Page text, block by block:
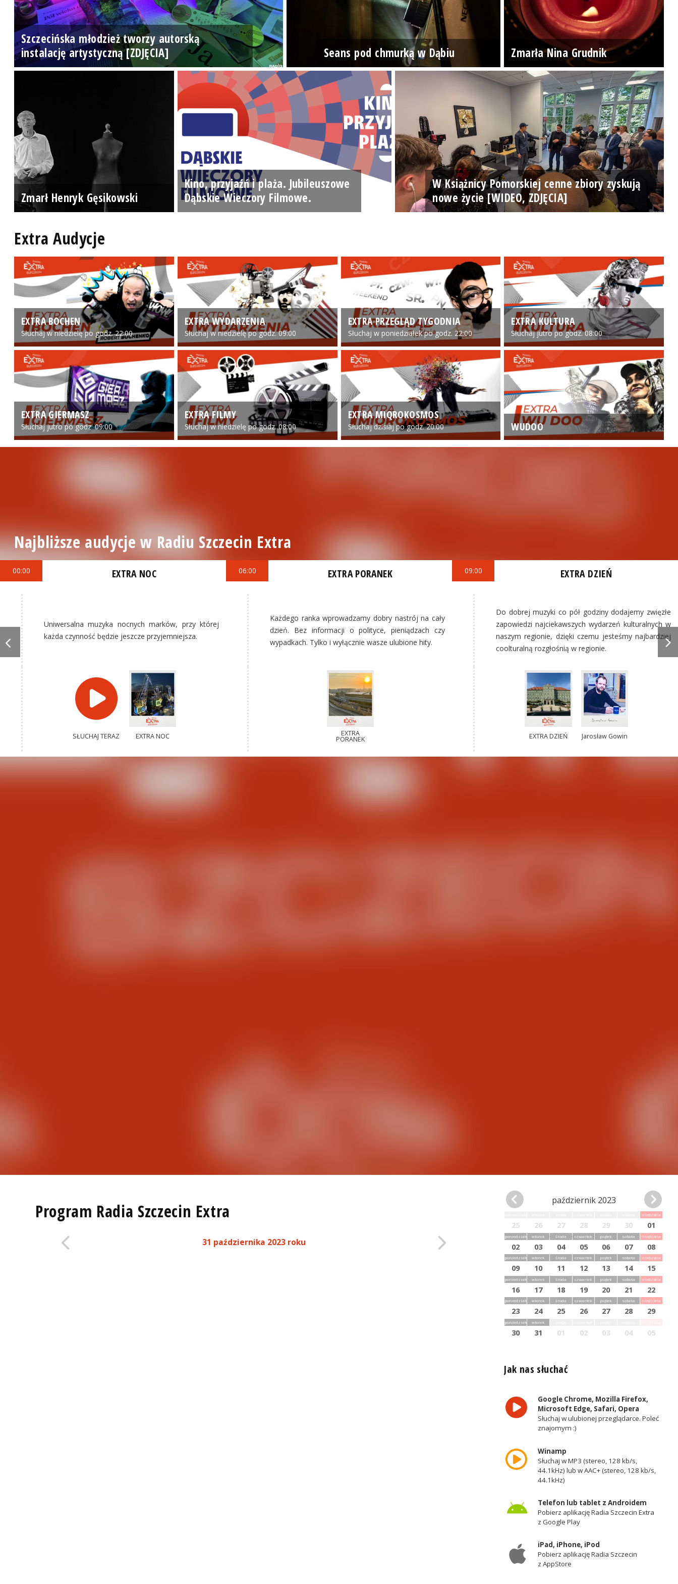
Szczecińska młodzież tworzy autorską
instalację artystyczną [ZDJĘCIA]
Seans pod chmurką w Dąbiu Zmarła Nina Grudnik
Zmarł Henryk Gęsikowski
Kino, przyjaźń i plaża. Jubileuszowe
Dąbskie Wieczory Filmowe.
W Książnicy Pomorskiej cenne zbiory zyskują
nowe życie [WIDEO, ZDJĘCIA]
Extra Audycje
EXTRA BOCHEN
Słuchaj w niedzielę po godz. 22:00
EXTRA WYDARZENIA
Słuchaj w niedzielę po godz. 09:00
EXTRA PRZEGLĄD TYGODNIA
Słuchaj w poniedziałek po godz. 22:00
EXTRA KULTURA
Słuchaj jutro po godz. 08:00
EXTRA GIERMASZ
Słuchaj jutro po godz. 09:00
EXTRA FILMY
Słuchaj w niedzielę po godz. 08:00
EXTRA MIQROKOSMOS
Słuchaj dzisiaj po godz. 20:00 WUDOO
Najbliższe audycje w Radiu Szczecin Extra
00:00 EXTRA NOC
Uniwersalna muzyka nocnych marków, przy której
każda czynność będzie jeszcze przyjemniejsza.
SŁUCHAJ TERAZ EXTRA NOC
06:00 EXTRA PORANEK
Każdego ranka wprowadzamy dobry nastrój na cały
dzień. Bez informacji o polityce, pieniądzach czy
wypadkach. Tylko i wyłącznie wasze ulubione hity.
EXTRA
PORANEK
09:00 EXTRA DZIEŃ
Do dobrej muzyki co pół godziny dodajemy zwięzłe
zapowiedzi najciekawszych wydarzeń kulturalnych w
naszym regionie, dzięki czemu jesteśmy najbardziej
coolturalną rozgłośnią w regionie.
EXTRA DZIEŃ Jarosław Gowin
Program Radia Szczecin Extra
31 października 2023 roku
październik 2023
25 26 27 28 29 30
niedziela
01
poniedziałek
02
wtorek
03
środa
04
czwartek
05
piątek
06
sobota
07
niedziela
08
poniedziałek
09
wtorek
10
środa
11
czwartek
12
piątek
13
sobota
14
niedziela
15
poniedziałek
16
wtorek
17
środa
18
czwartek
19
piątek
20
sobota
21
niedziela
22
poniedziałek
23
wtorek
24
środa
25
czwartek
26
piątek
27
sobota
28
niedziela
29
poniedziałek
30
wtorek
31 01 02 03 04 05
Jak nas słuchać
Google Chrome, Mozilla Firefox,
Microsoft Edge, Safari, Opera
Słuchaj w ulubionej przeglądarce. Poleć
znajomym :)
Winamp
Słuchaj w MP3 (stereo, 128 kb/s,
44.1kHz) lub w AAC+ (stereo, 128 kb/s,
44.1kHz)
Telefon lub tablet z Androidem
Pobierz aplikację Radia Szczecin Extra
z Google Play
iPad, iPhone, iPod
Pobierz aplikację Radia Szczecin
z AppStore